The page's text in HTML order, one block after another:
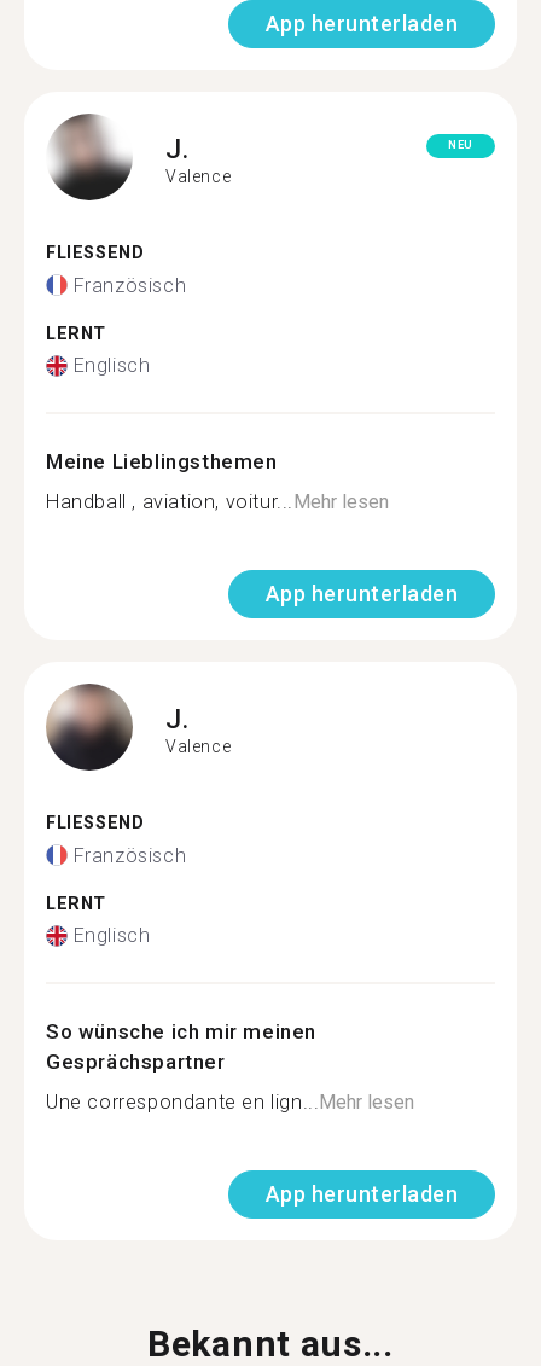
App herunterladen
J.
Valence
NEU
FLIESSEND
Französisch
LERNT
Englisch
Meine Lieblingsthemen
Handball , aviation, voitur...Mehr lesen
App herunterladen
J.
Valence
FLIESSEND
Französisch
LERNT
Englisch
So wünsche ich mir meinen
Gesprächspartner
Une correspondante en lign...Mehr lesen
App herunterladen
Bekannt aus...